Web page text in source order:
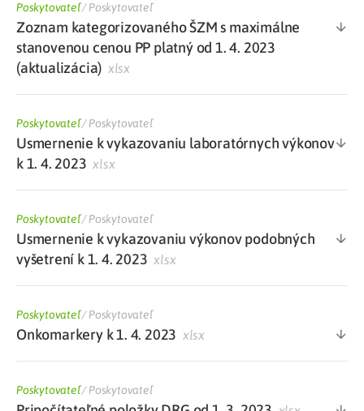
Poskytovateľ/Poskytovateľ
Zoznam kategorizovaného ŠZM s maximálne
stanovenou cenou PP platný od 1. 4. 2023
(aktualizácia) xlsx
Poskytovateľ/Poskytovateľ
Usmernenie k vykazovaniu laboratórnych výkonov
k 1. 4. 2023 xlsx
Poskytovateľ/Poskytovateľ
Usmernenie k vykazovaniu výkonov podobných
vyšetrení k 1. 4. 2023 xlsx
Poskytovateľ/Poskytovateľ
Onkomarkery k 1. 4. 2023 xlsx
Poskytovateľ/Poskytovateľ